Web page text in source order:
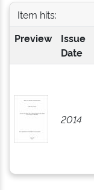
Item hits:
Preview
Issue
Date
2014